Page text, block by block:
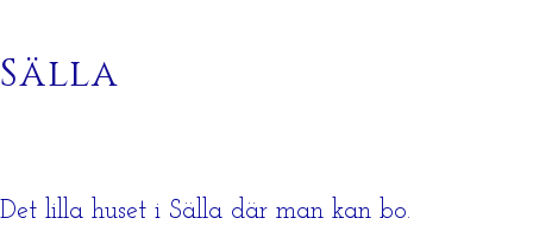
Sälla
Det lilla huset i Sälla där man kan bo.